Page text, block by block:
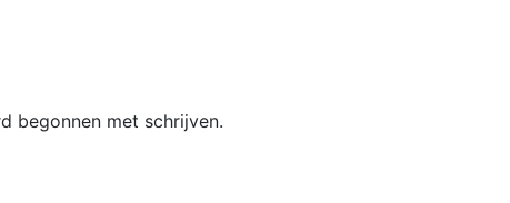
begonnen met schrijven.